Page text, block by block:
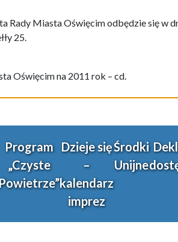
Rady Miasta Oświęcim odbędzie się w
25.
Oświęcim na 2011 rok – cd.
Program
„Czyste
Dzieje się
–
kalendarz
imprez
Środki
Unijne